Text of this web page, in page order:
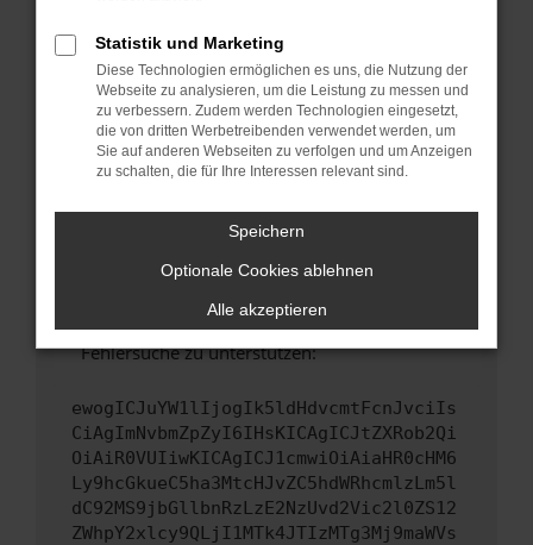
Betriebssystem auf dem neuesten Stand
sind.
Veraltete Software birgt nicht nur ein
Sicherheitsrisiko, sondern kann auch dazu
führen, dass bestimmte Funktionen nicht mehr
unterstützt werden.
Wende dich an den Webseitenbetreiber.
Wenn du alle oben genannten Schritte versucht
hast, kontaktiere uns bitte. Wir werden
versuchen, das Problem zu beheben. Du kannst
uns diesen Text schicken, um uns bei der
Fehlersuche zu unterstützen:
ewogICJuYW1lIjogIk5ldHdvcmtFcnJvciIs
CiAgImNvbmZpZyI6IHsKICAgICJtZXRob2Qi
OiAiR0VUIiwKICAgICJ1cmwiOiAiaHR0cHM6
Ly9hcGkueC5ha3MtcHJvZC5hdWRhcmlzLm5l
dC92MS9jbGllbnRzLzE2NzUvd2Vic2l0ZS12
ZWhpY2xlcy9QLjI1MTk4JTIzMTg3Mj9maWVs
Statistik und Marketing
Diese Technologien ermöglichen es uns, die Nutzung der
Webseite zu analysieren, um die Leistung zu messen und
zu verbessern. Zudem werden Technologien eingesetzt,
die von dritten Werbetreibenden verwendet werden, um
Sie auf anderen Webseiten zu verfolgen und um Anzeigen
zu schalten, die für Ihre Interessen relevant sind.
Speichern
Optionale Cookies ablehnen
Alle akzeptieren